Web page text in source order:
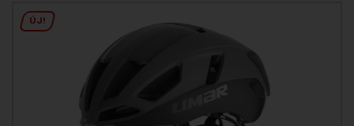
ÚJ!